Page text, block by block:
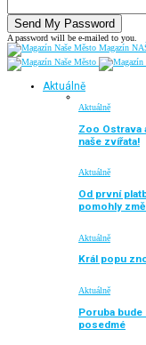
A password will be e-mailed to you.
Magazín
Aktuálně
Aktuálně
Zoo Ostrava
naše zvířata!
Aktuálně
Od první
pomohly
Aktuálně
Král popu
Aktuálně
Poruba
posedmé